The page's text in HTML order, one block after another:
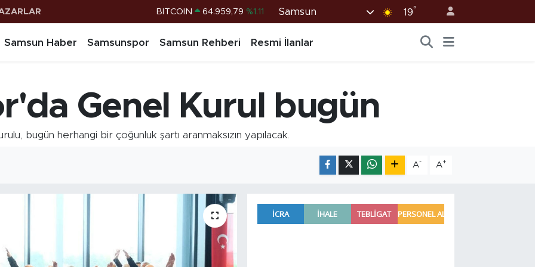
DOLAR 47,7436 %0.18
BİST100 13.779 %-14
BITCOIN 64.959,79 %1.11
Samsun 19°
Samsun Haber Samsunspor Samsun Rehberi Resmi İlanlar
Genel Kurul bugün
bugün herhangi bir çoğunluk şartı aranmaksızın yapılacak.
A- A+